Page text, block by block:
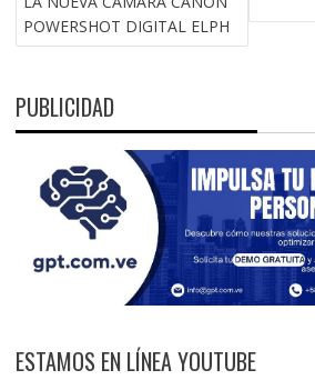
POWERSHOT DIGITAL ELPH
PUBLICIDAD
ESTAMOS EN LÍNEA YOUTUBE